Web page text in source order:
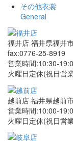
その他衣裳
General
福井店 福井県福井
fax:0776-25-8919
営業時間:10:30-
火曜日定休(祝日営
越前店 福井県越前
営業時間:10:00-
火曜日定休(祝日営